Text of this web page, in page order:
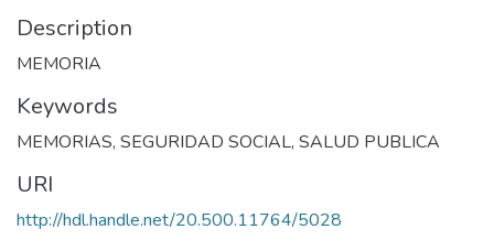
Description
MEMORIA
Keywords
MEMORIAS, SEGURIDAD SOCIAL, SALUD PUBLICA
URI
http://hdl.handle.net/20.500.11764/5028